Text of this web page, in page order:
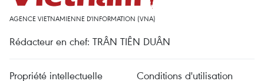
AGENCE VIETNAMIENNE D'INFORMATION (VNA)
Rédacteur en chef: TRÂN TIÊN DUÂN
Propriété intellectuelle
Conditions d'utilisation